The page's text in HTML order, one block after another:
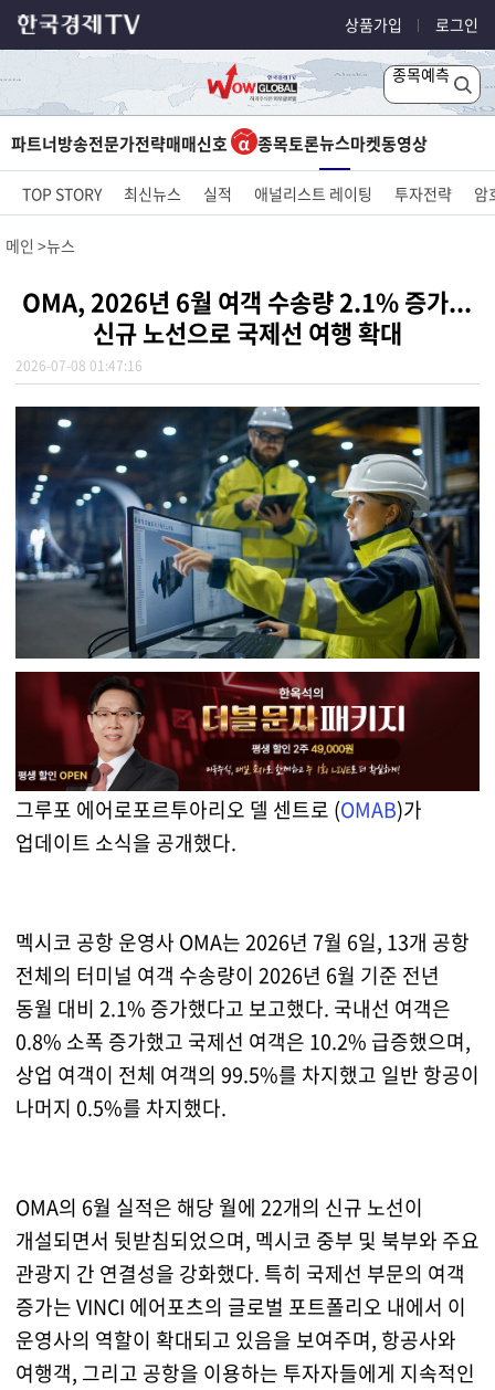
상품가입 로그인
종목예측
파트너방송전문가전략매매신호 종목토론뉴스마켓동영상
TOP STORY 최신뉴스 실적 애널리스트 레이팅 투자전략 암
메인 뉴스
OMA, 2026년 6월 여객 수송량 2.1% 증가...
신규 노선으로 국제선 여행 확대
2026-07-08 01:47:16
그루포 에어로포르투아리오 델 센트로 (OMAB)가
업데이트 소식을 공개했다.
멕시코 공항 운영사 OMA는 2026년 7월 6일, 13개 공항
전체의 터미널 여객 수송량이 2026년 6월 기준 전년
동월 대비 2.1% 증가했다고 보고했다. 국내선 여객은
0.8% 소폭 증가했고 국제선 여객은 10.2% 급증했으며,
상업 여객이 전체 여객의 99.5%를 차지했고 일반 항공이
나머지 0.5%를 차지했다.
OMA의 6월 실적은 해당 월에 22개의 신규 노선이
개설되면서 뒷받침되었으며, 멕시코 중부 및 북부와 주요
관광지 간 연결성을 강화했다. 특히 국제선 부문의 여객
증가는 VINCI 에어포츠의 글로벌 포트폴리오 내에서 이
운영사의 역할이 확대되고 있음을 보여주며, 항공사와
여행객, 그리고 공항을 이용하는 투자자들에게 지속적인